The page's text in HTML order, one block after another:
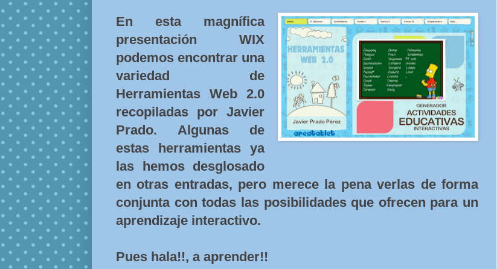
En esta magnífica
presentación WIX
podemos encontrar una
variedad de
Herramientas Web 2.0
recopiladas por Javier
Prado. Algunas de
estas herramientas ya
las hemos desglosado
en otras entradas, pero merece la pena verlas de forma
conjunta con todas las posibilidades que ofrecen para un
aprendizaje interactivo.
Pues hala!!, a aprender!!